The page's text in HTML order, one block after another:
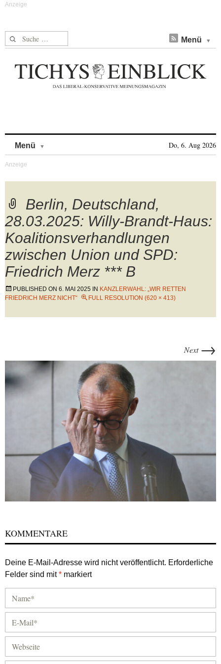
Suche nach: Menü
Menü Do, 6. Aug 2026
Berlin, Deutschland,
28.03.2025: Willy-Brandt-Haus:
Koalitionsverhandlungen
zwischen Union und SPD:
Friedrich Merz *** B
PUBLISHED ON 6. MAI 2025 IN KANZLERWAHL: „WIR RETTEN
FRIEDRICH MERZ NICHT“
FULL RESOLUTION (620 × 413)
Next →
KOMMENTARE
Deine E-Mail-Adresse wird nicht veröffentlicht. Erforderliche
Felder sind mit* markiert